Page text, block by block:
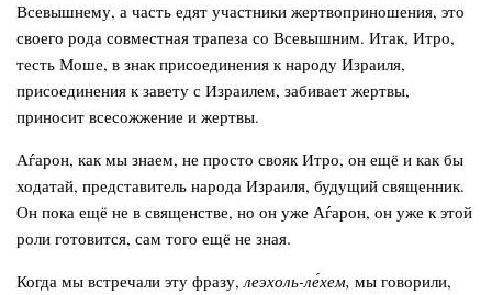
Всевышнему, а часть едят участники жертвоприношения, это
своего рода совместная трапеза со Всевышним. Итак, Итро,
тесть Моше, в знак присоединения к народу Израиля,
присоединения к завету с Израилем, забивает жертвы,
приносит всесожжение и жертвы.
Аѓарон, как мы знаем, не просто свояк Итро, он ещё и как бы
ходатай, представитель народа Израиля, будущий священник.
Он пока ещё не в священстве, но он уже Аѓарон, он уже к этой
роли готовится, сам того ещё не зная.
Когда мы встречали эту фразу,леэхоль-ле́хем, мы говорили,